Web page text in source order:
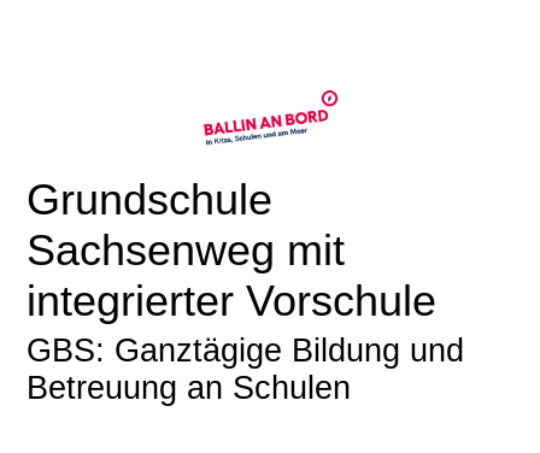
Grundschule
Sachsenweg mit
integrierter Vorschule
GBS: Ganztägige Bildung und
Betreuung an Schulen